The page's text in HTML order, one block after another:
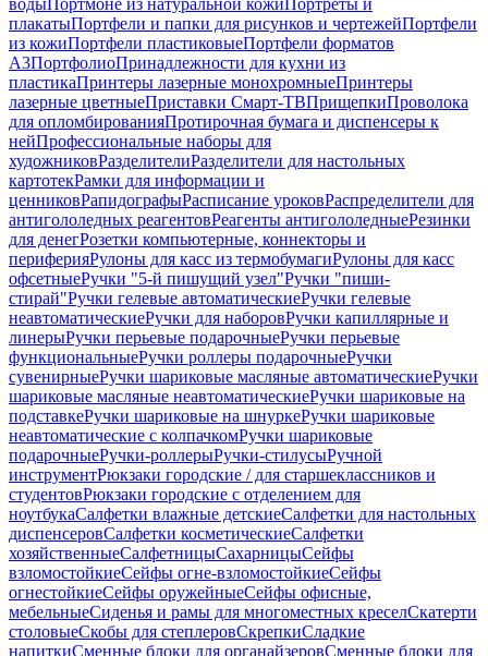
водыПортмоне из натуральной кожиПортреты и
плакатыПортфели и папки для рисунков и чертежейПортфели
из кожиПортфели пластиковыеПортфели форматов
А3ПортфолиоПринадлежности для кухни из
пластикаПринтеры лазерные монохромныеПринтеры
лазерные цветныеПриставки Смарт-ТВПрищепкиПроволока
для опломбированияПротирочная бумага и диспенсеры к
нейПрофессиональные наборы для
художниковРазделителиРазделители для настольных
картотекРамки для информации и
ценниковРапидографыРасписание уроковРаспределители для
антигололедных реагентовРеагенты антигололедныеРезинки
для денегРозетки компьютерные, коннекторы и
периферияРулоны для касс из термобумагиРулоны для касс
офсетныеРучки "5-й пишущий узел"Ручки "пиши-
стирай"Ручки гелевые автоматическиеРучки гелевые
неавтоматическиеРучки для наборовРучки капиллярные и
линерыРучки перьевые подарочныеРучки перьевые
функциональныеРучки роллеры подарочныеРучки
сувенирныеРучки шариковые масляные автоматическиеРучки
шариковые масляные неавтоматическиеРучки шариковые на
подставкеРучки шариковые на шнуркеРучки шариковые
неавтоматические с колпачкомРучки шариковые
подарочныеРучки-роллерыРучки-стилусыРучной
инструментРюкзаки городские / для старшеклассников и
студентовРюкзаки городские с отделением для
ноутбукаСалфетки влажные детскиеСалфетки для настольных
диспенсеровСалфетки косметическиеСалфетки
хозяйственныеСалфетницыСахарницыСейфы
взломостойкиеСейфы огне-взломостойкиеСейфы
огнестойкиеСейфы оружейныеСейфы офисные,
мебельныеСиденья и рамы для многоместных креселСкатерти
столовыеСкобы для степлеровСкрепкиСладкие
напиткиСменные блоки для органайзеровСменные блоки для